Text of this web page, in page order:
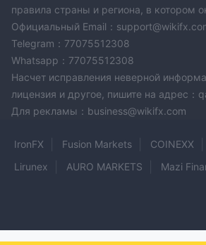
правила страны и региона, в котором
Официальный Email：
Telegram：77075512308
Whatsapp：77075512308
Насчет исправления неверной
лицензия и другое, пишите на адрес：
Для рекламы：business@wikifx.com
IronFX Fusion Markets COINEXX
Lirunex
AURO MARKETS Mazi
Minerva Capital
Investa Summit